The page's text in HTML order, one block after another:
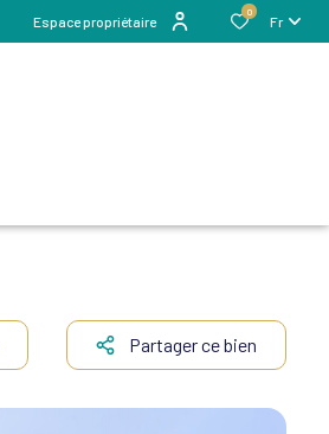
Espace propriétaire
0
Fr
Partager ce bien